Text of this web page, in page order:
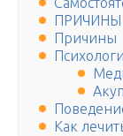
ПРИЧИНЫ
Причины
Как